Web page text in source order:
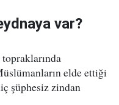
var?
elde ettiği
şüphesiz zindan